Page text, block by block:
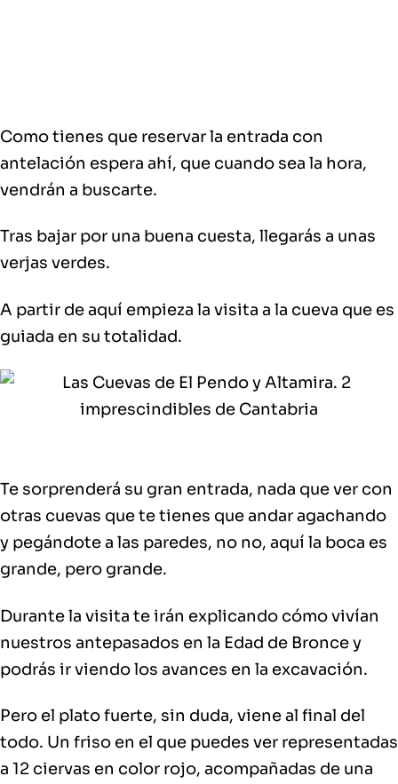
Como tienes que reservar la entrada con
antelación espera ahí, que cuando sea la hora,
vendrán a buscarte.
Tras bajar por una buena cuesta, llegarás a unas
verjas verdes.
A partir de aquí empieza la visita a la cueva que es
guiada en su totalidad.
Te sorprenderá su gran entrada, nada que ver con
otras cuevas que te tienes que andar agachando
y pegándote a las paredes, no no, aquí la boca es
grande, pero grande.
Durante la visita te irán explicando cómo vivían
nuestros antepasados en la Edad de Bronce y
podrás ir viendo los avances en la excavación.
Pero el plato fuerte, sin duda, viene al final del
todo. Un friso en el que puedes ver representadas
a 12 ciervas en color rojo, acompañadas de una